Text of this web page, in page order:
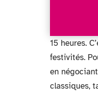
15 heures.
festivités.
en
classiques,